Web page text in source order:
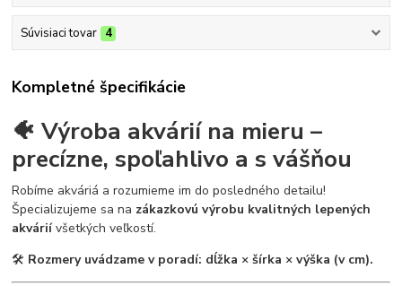
Súvisiaci tovar 4
Kompletné špecifikácie
🐠 Výroba akvárií na mieru –
precízne, spoľahlivo a s vášňou
Robíme akváriá a rozumieme im do posledného detailu!
Špecializujeme sa na zákazkovú výrobu kvalitných lepených
akváriívšetkých veľkostí.
🛠 Rozmery uvádzame v poradí: dĺžka × šírka × výška (v cm).